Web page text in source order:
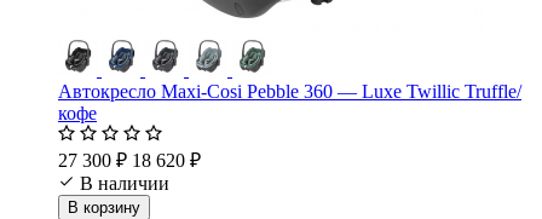
Автокресло Maxi-Cosi Pebble 360 — Luxe Twillic Truffle/
кофе
27 300 ₽ 18 620 ₽
В наличии
В корзину